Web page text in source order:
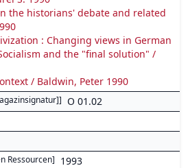
the historians' debate and related
: Changing views in German
and the "final solution" /
/ Baldwin, Peter 1990
] O 01.02
Ressourcen] 1993